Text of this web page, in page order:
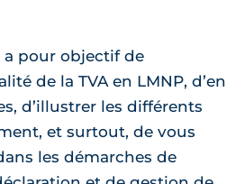
pour objectif de
de la TVA en LMNP, d’en
d’illustrer les différents
et surtout, de vous
les démarches de